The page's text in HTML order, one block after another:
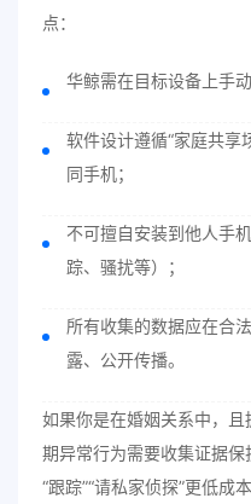
点：
华鲸需在目标设备上手
软件设计遵循“家庭共享
同手机；
不可擅自安装到他人手
踪、骚扰等）；
所有收集的数据应在合
露、公开传播。
如果你是在婚姻关系中，
期异常行为需要收集证据
“跟踪”“请私家侦探”更低成